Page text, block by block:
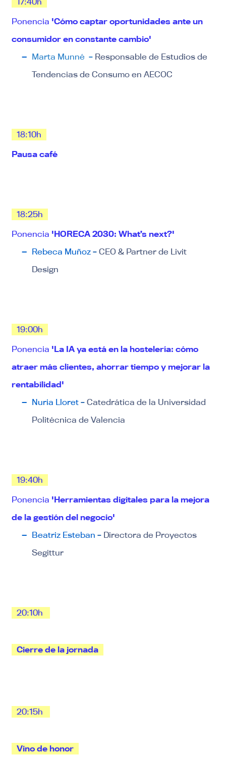
Ponencia 'Cómo captar oportunidades ante un
consumidor en constante cambio'
Marta Munné – Responsable de Estudios de
Tendencias de Consumo en AECOC
18:10h
Pausa café
18:25h
Ponencia 'HORECA 2030: What’s next?'
Rebeca Muñoz – CEO & Partner de Livit
Design
19:00h
Ponencia 'La IA ya está en la hostelería: cómo
atraer más clientes, ahorrar tiempo y mejorar la
rentabilidad'
Nuria Lloret– Catedrática de la Universidad
Politécnica de Valencia
19:40h
Ponencia 'Herramientas digitales para la mejora
de la gestión del negocio'
Beatriz Esteban – Directora de Proyectos
Segittur
20:10h
Cierre de la jornada
20:15h
Vino de honor